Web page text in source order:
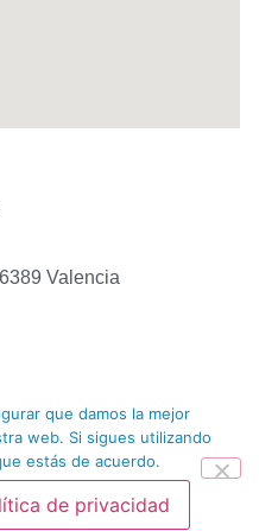
Valencia
legalPolítica de privacidad
que damos la mejor
web. Si sigues utilizando
estás de acuerdo.
de privacidad